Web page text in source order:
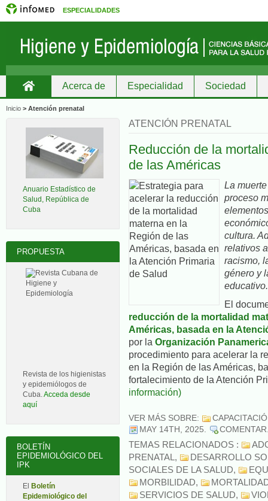
ESPECIALIDADES
Acerca de Especialidad Sociedad
Inicio > Atención prenatal
ATENCIÓN PRENATAL
Reducción de la
de las Américas
La
proceso
cultura.
relativos
racismo,
género y
educativo.
El
reducción de la mortalidad
Américas, basada en la
por la Organización
procedimiento para acelerar la
en la Región de las Américas,
fortalecimiento de la Atención
información)
VER MÁS SOBRE:
MAY 14TH, 2025. COMENTAR
TEMAS RELACIONADOS :
PRENATAL ,
DESARROLLO
SOCIALES DE LA SALUD,
MORBILIDAD,
SERVICIOS DE SALUD,
Anuario Estadístico de
Salud, República de
Cuba
PROPUESTA
Revista de los higienistas
y epidemiólogos de
Cuba.Acceda desde
aquí
BOLETÍN
EPIDEMIOLÓGICO DEL
IPK
El Boletín
Epidemiológico del